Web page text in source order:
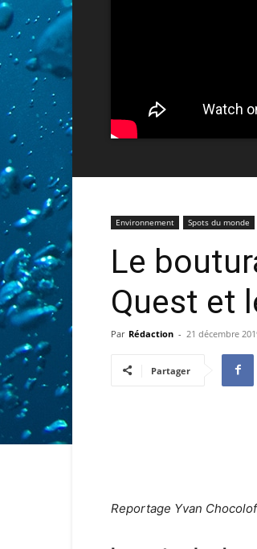
Environnement Spots du monde
Le
Quest et
Par Rédaction - 21 décembre
Partager
Reportage Yvan